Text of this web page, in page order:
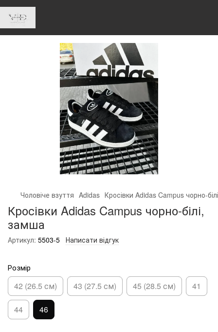
Чоловіче взуття Adidas Кросівки Adidas Campus чорно-
Кросівки Adidas Campus чорно-білі,
замша
Артикул: 5503-5 Написати відгук
Розмір
42 (26.5 см) 43 (27.5 см) 45 (28.5 см) 41
44 46